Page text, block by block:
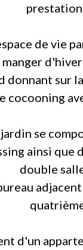
de vie
donnant sur
cocooning
se
ainsi que
double
d'un